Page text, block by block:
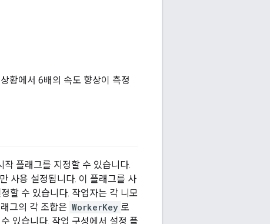
황에서 6배의 속도 향상이 측정
플래그를 지정할 수 있습니다.
사용 설정됩니다. 이 플래그를 사
할 수 있습니다. 작업자는 각 니모
그의 각 조합은 WorkerKey 로
있습니다. 작업 구성에서 설정 플